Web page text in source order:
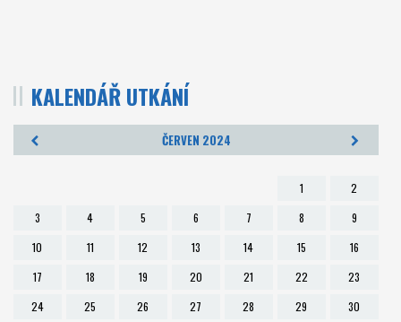
O klubu
Partneři
Kontakt
KALENDÁŘ UTKÁNÍ
ČERVEN 2024
1
2
3
4 5 6 7 8
9
10
11 12 13 14 15
16
17
18 19 20 21 22
23
24
25 26 27 28 29 30